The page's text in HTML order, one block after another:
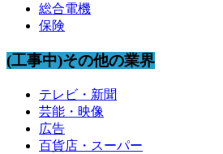
総合電機
保険
(工事中)その他の業界
テレビ・新聞
芸能・映像
広告
百貨店・スーパー